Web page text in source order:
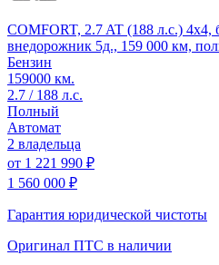
COMFORT, 2.7 AT (188 л.с.) 4x4,
внедорожник 5д., 159 000 км,
Бензин
159000 км.
2.7 / 188 л.с.
Полный
Автомат
2 владельца
от 1 221 990 ₽
1 560 000 ₽
Гарантия юридической чистоты
Оригинал ПТС в наличии